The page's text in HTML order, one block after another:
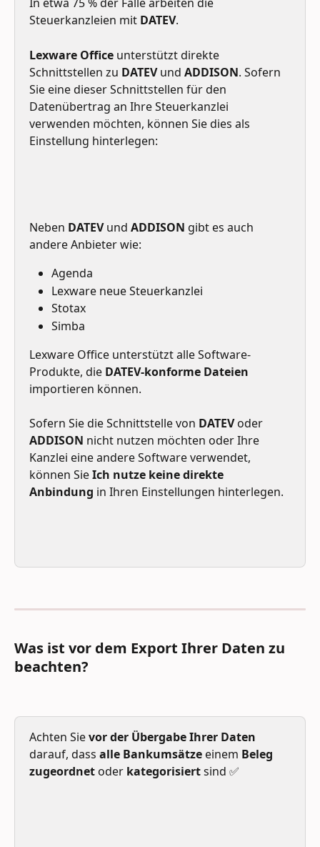
Steuerkanzleien mit DATEV.
Lexware Office unterstütztdirekte
Schnittstellen zu DATEV und ADDISON. Sofern
Sie eine dieser Schnittstellen für den
Datenübertrag an Ihre Steuerkanzlei
verwenden möchten, können Sie dies als
Einstellung hinterlegen:
Neben DATEV und ADDISON gibt es auch
andere Anbieter wie:
Agenda
Lexware neue Steuerkanzlei
Stotax
Simba
Lexware Office unterstützt alle Software-
Produkte, die DATEV-konforme Dateien
importieren können.
Sofern Sie die Schnittstelle von DATEV oder
ADDISON nicht nutzen möchten oder Ihre
Kanzlei eine andere Software verwendet,
können Sie Ich nutze keine direkte
Anbindung in Ihren Einstellungen hinterlegen.
Was ist vor dem Export Ihrer Daten zu
beachten?
Achten Sie vor der Übergabe Ihrer Daten
darauf, dass alle Bankumsätze einem Beleg
zugeordnet oder kategorisiert sind ✅